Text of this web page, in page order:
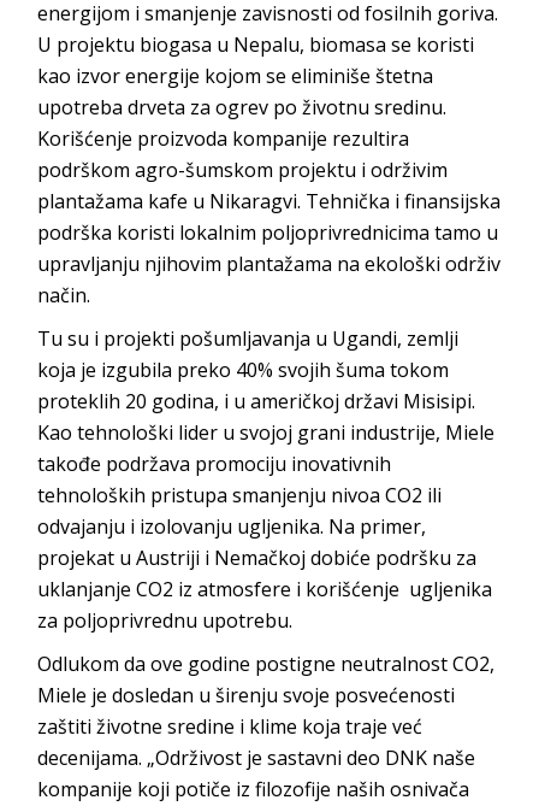
energijom i smanjenje zavisnosti od fosilnih goriva.
U projektu biogasa u Nepalu, biomasa se koristi
kao izvor energije kojom se eliminiše štetna
upotreba drveta za ogrev po životnu sredinu.
Korišćenje proizvoda kompanije rezultira
podrškom agro-šumskom projektu i održivim
plantažama kafe u Nikaragvi. Tehnička i finansijska
podrška koristi lokalnim poljoprivrednicima tamo u
upravljanju njihovim plantažama na ekološki održiv
način.
Tu su i projekti pošumljavanja u Ugandi, zemlji
koja je izgubila preko 40% svojih šuma tokom
proteklih 20 godina, i u američkoj državi Misisipi.
Kao tehnološki lider u svojoj grani industrije, Miele
takođe podržava promociju inovativnih
tehnoloških pristupa smanjenju nivoa CO2 ili
odvajanju i izolovanju ugljenika. Na primer,
projekat u Austriji i Nemačkoj dobiće podršku za
uklanjanje CO2 iz atmosfere i korišćenje ugljenika
za poljoprivrednu upotrebu.
Odlukom da ove godine postigne neutralnost CO2,
Miele je dosledan u širenju svoje posvećenosti
zaštiti životne sredine i klime koja traje već
decenijama. „Održivost je sastavni deo DNK naše
kompanije koji potiče iz filozofije naših osnivača